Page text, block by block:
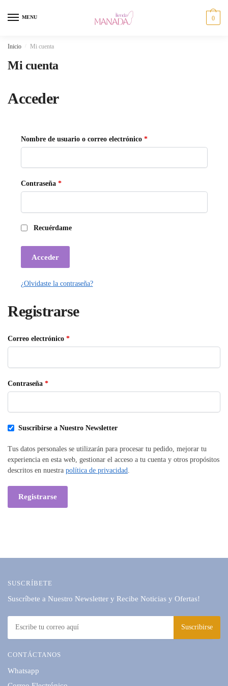
MENU 0
Inicio Mi cuenta
Mi cuenta
Acceder
Nombre de usuario o correo electrónico *Obligatorio
Contraseña *Obligatorio
Recuérdame
Acceder
¿Olvidaste la contraseña?
Registrarse
Correo electrónico *Obligatorio
Contraseña *Obligatorio
Suscribirse a Nuestro Newsletter
Tus datos personales se utilizarán para procesar tu pedido, mejorar tu
experiencia en esta web, gestionar el acceso a tu cuenta y otros propósitos
descritos en nuestra política de privacidad
Registrarse
SUSCRÍBETE
Suscríbete a Nuestro Newsletter y Recibe Noticias y Ofertas!
CONTÁCTANOS
Whatsapp